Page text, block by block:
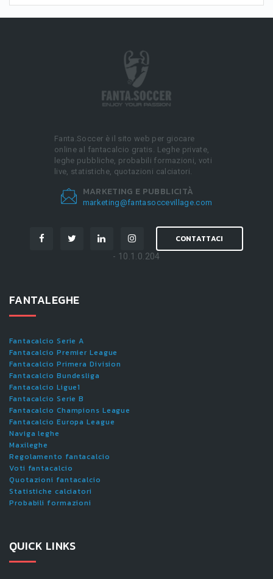
Fanta.Soccer è il sito web per giocare
online al fantacalcio gratis. Leghe private,
leghe pubbliche, probabili formazioni, voti
live, statistiche, quotazioni calciatori.
MARKETING E PUBBLICITÀ
marketing@fantasoccevillage.com
CONTATTACI
- 10.1.0.204
FANTALEGHE
Fantacalcio Serie A
Fantacalcio Premier League
Fantacalcio Primera Division
Fantacalcio Bundesliga
Fantacalcio Ligue1
Fantacalcio Serie B
Fantacalcio Champions League
Fantacalcio Europa League
Naviga leghe
Maxileghe
Regolamento fantacalcio
Voti fantacalcio
Quotazioni fantacalcio
Statistiche calciatori
Probabili formazioni
QUICK LINKS